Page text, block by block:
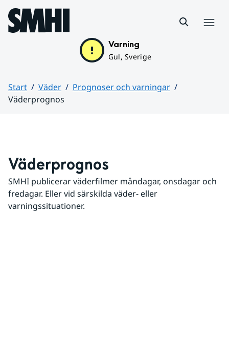
Hoppa till sidans innehåll
Varning
Gul, Sverige
Start Väder
Prognoser och varningar
Väderprognos
Väderprognos
SMHI publicerar väderfilmer måndagar, onsdagar och
fredagar. Eller vid särskilda väder- eller
varningssituationer.